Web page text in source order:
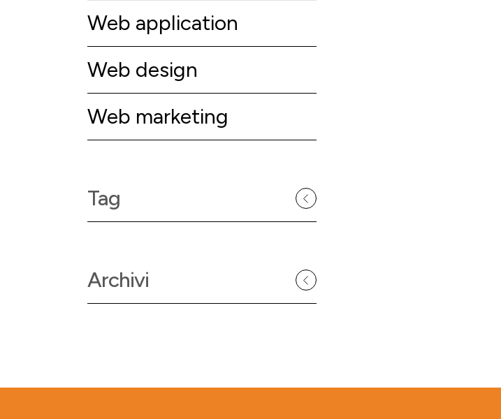
Web application
Web design
Web marketing
Tag
Archivi